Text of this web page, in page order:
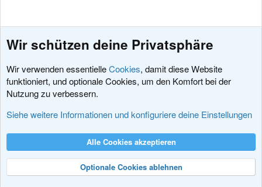
Hacks und Add-Ons
Nutzungsbedingungen Datenschutz
R
Community platform by XenForo® © 2010-2024 XenForo Ltd.
Wir schützen deine Privatsphäre
Wir verwenden essentielleCookies, damit diese Website
funktioniert, und optionale Cookies, um den Komfort bei der
Nutzung zu verbessern.
Siehe weitere Informationen und konfiguriere deine Einstellungen
Alle Cookies akzeptieren
Optionale Cookies ablehnen